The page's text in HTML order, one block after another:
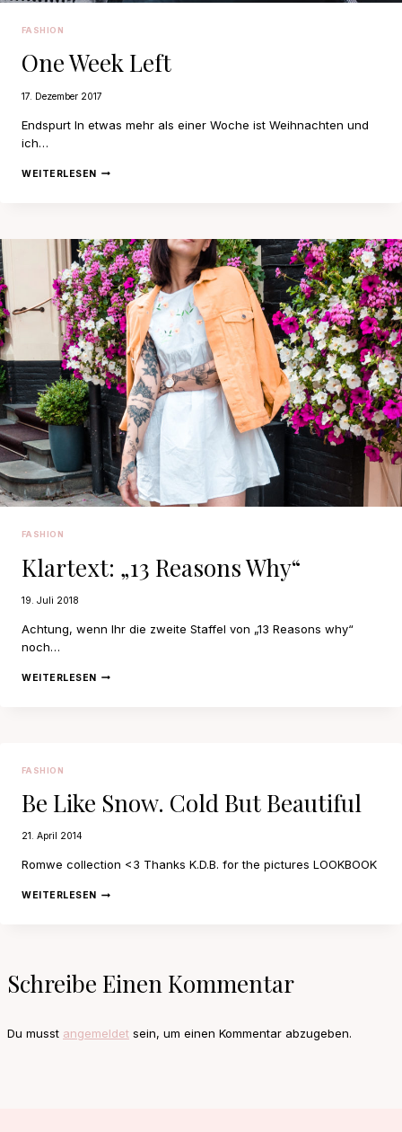
FASHION
One Week Left
17. Dezember 2017
Endspurt In etwas mehr als einer Woche ist Weihnachten und
ich…
WEITERLESENONE
FASHION
Klartext: „13 Reasons Why“
19. Juli 2018
Achtung, wenn Ihr die zweite Staffel von „13 Reasons why“
noch…
WEITERLESENKLARTEXT:
FASHION
Be Like Snow. Cold But Beautiful
21. April 2014
Romwe collection <3 Thanks K.D.B. for the pictures LOOKBOOK
WEITERLESENBE
Schreibe Einen Kommentar
Du musst angemeldet sein, um einen Kommentar abzugeben.